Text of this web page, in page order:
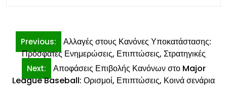
Post
navigation
Previous:
Αλλαγές στους Κανόνες Υποκατάστασης:
Πρόσφατες Ενημερώσεις, Επιπτώσεις, Στρατηγικές
Next:
Αποφάσεις Επιβολής Κανόνων στο Major
League Baseball: Ορισμοί, Επιπτώσεις, Κοινά σενάρια